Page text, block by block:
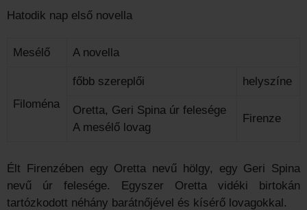
Hatodik nap első novella
Mesélő A novella
Filoména
főbb szereplői helyszíne
Oretta, Geri Spina úr felesége
A mesélő lovag
Firenze
Élt Firenzében egy Oretta nevű hölgy, egy Geri Spina
nevű úr felesége. Egyszer Oretta vidéki birtokán
tartózkodott néhány barátnőjével és kísérő lovagokkal.